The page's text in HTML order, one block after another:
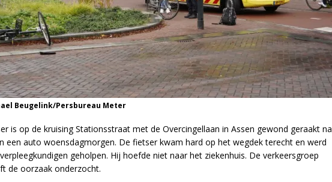
Beugelink/Persbureau Meter
is op de kruising Stationsstraat met de Overcingellaan in Assen gewond geraakt na
een auto woensdagmorgen. De fietser kwam hard op het wegdek terecht en werd
geholpen. Hij hoefde niet naar het ziekenhuis. De verkeersgroep
de oorzaak onderzocht.